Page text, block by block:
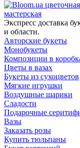
цветочная
мастерская
Экспресс доставка
и области.
Авторские букеты
Монобукеты
Композиции в
Цветы в вазах
Букеты из сухоцветов
Мягкие игрушки
Воздушные шарики
Сладости
Подарочные
Вазы
Заказать розы
Купить тюльпаны